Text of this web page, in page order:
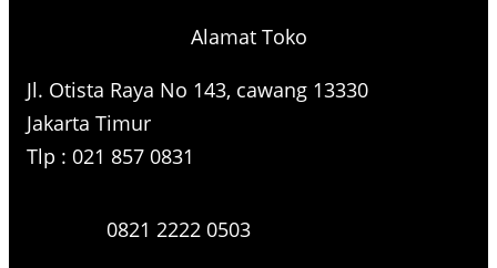
Alamat Toko
Jl. Otista Raya No 143, cawang 13330
Jakarta Timur
Tlp : 021 857 0831
0821 2222 0503